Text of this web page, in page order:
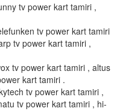
tv power kart tamiri ,
tv power kart tamiri
tv power kart tamiri ,
tv power kart tamiri , altus
kart tamiri .
tv power kart tamiri ,
tv power kart tamiri , hi-